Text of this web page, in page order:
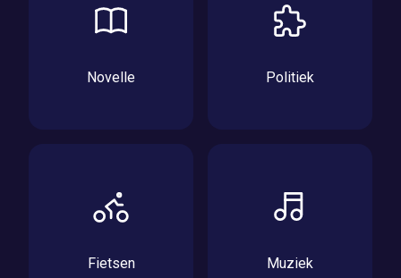
Novelle Politiek
Fietsen Muziek